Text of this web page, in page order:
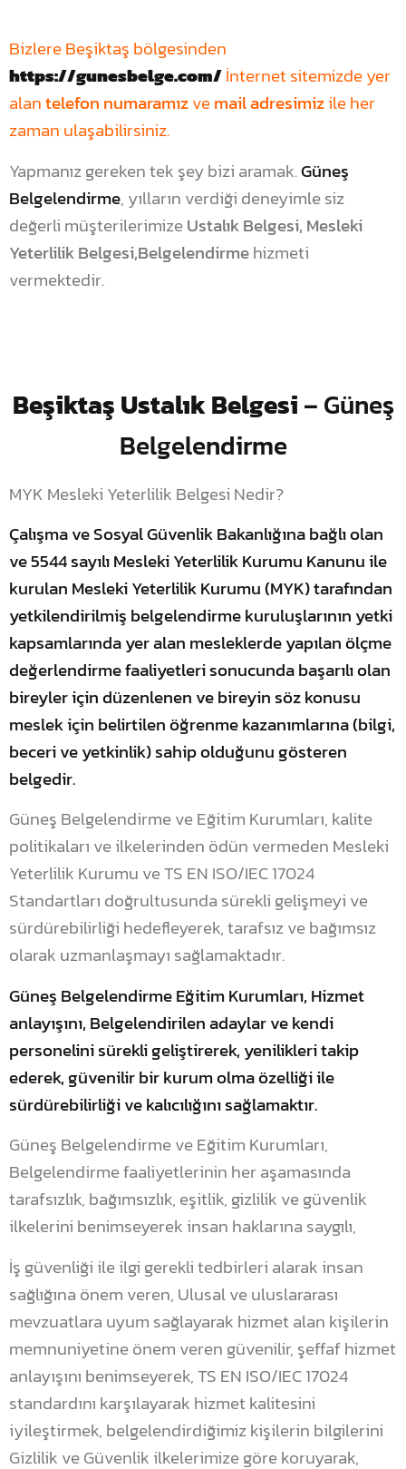
Bizlere Beşiktaş bölgesinden
https://gunesbelge.com/İnternet sitemizde yer
alantelefon numaramızvemail adresimizile her
zaman ulaşabilirsiniz.
Yapmanız gereken tek şey bizi aramak.Güneş
Belgelendirme, yılların verdiği deneyimle siz
değerli müşterilerimizeUstalık Belgesi, Mesleki
Yeterlilik Belgesi,Belgelendirmehizmeti
vermektedir.
Beşiktaş Ustalık Belgesi– Güneş
Belgelendirme
MYK Mesleki Yeterlilik Belgesi Nedir?
Çalışma ve Sosyal Güvenlik Bakanlığına bağlı olan
ve 5544 sayılı Mesleki Yeterlilik Kurumu Kanunu ile
kurulan Mesleki Yeterlilik Kurumu (MYK) tarafından
yetkilendirilmiş belgelendirme kuruluşlarının yetki
kapsamlarında yer alan mesleklerde yapılan ölçme
değerlendirme faaliyetleri sonucunda başarılı olan
bireyler için düzenlenen ve bireyin söz konusu
meslek için belirtilen öğrenme kazanımlarına (bilgi,
beceri ve yetkinlik) sahip olduğunu gösteren
belgedir.
Güneş Belgelendirme ve Eğitim Kurumları, kalite
politikaları ve ilkelerinden ödün vermeden Mesleki
Yeterlilik Kurumu ve TS EN ISO/IEC 17024
Standartları doğrultusunda sürekli gelişmeyi ve
sürdürebilirliği hedefleyerek, tarafsız ve bağımsız
olarak uzmanlaşmayı sağlamaktadır.
Güneş Belgelendirme Eğitim Kurumları, Hizmet
anlayışını, Belgelendirilen adaylar ve kendi
personelini sürekli geliştirerek, yenilikleri takip
ederek, güvenilir bir kurum olma özelliği ile
sürdürebilirliği ve kalıcılığını sağlamaktır.
Güneş Belgelendirme ve Eğitim Kurumları,
Belgelendirme faaliyetlerinin her aşamasında
tarafsızlık, bağımsızlık, eşitlik, gizlilik ve güvenlik
ilkelerini benimseyerek insan haklarına saygılı,
İş güvenliği ile ilgi gerekli tedbirleri alarak insan
sağlığına önem veren, Ulusal ve uluslararası
mevzuatlara uyum sağlayarak hizmet alan kişilerin
memnuniyetine önem veren güvenilir, şeffaf hizmet
anlayışını benimseyerek, TS EN ISO/IEC 17024
standardını karşılayarak hizmet kalitesini
iyileştirmek, belgelendirdiğimiz kişilerin bilgilerini
Gizlilik ve Güvenlik ilkelerimize göre koruyarak,